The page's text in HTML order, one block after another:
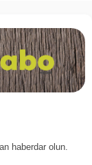
haberdar olun.